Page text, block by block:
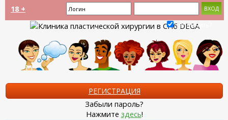
18 +
Запомнить?
РЕГИСТРАЦИЯ
Забыли пароль?
Нажмите здесь!